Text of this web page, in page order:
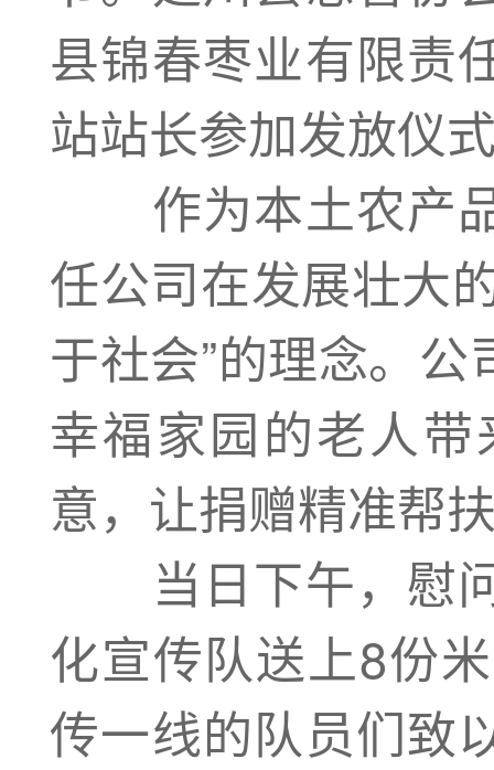
县锦春枣业有限责
站站长参加发放仪
作为本土农产品
任公司在发展壮大
于社会”的理念。
幸福家园的老人
意，让捐赠精准帮
当日下午，慰问
化宣传队送上8份
传一线的队员们致